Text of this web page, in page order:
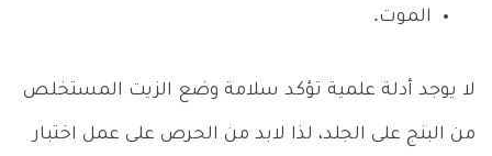
الموت.
لا يوجد أدلة علمية تؤكد سلامة وضع الزيت المستخلص
من البنج على الجلد، لذا لابد من الحرص على عمل اختبار